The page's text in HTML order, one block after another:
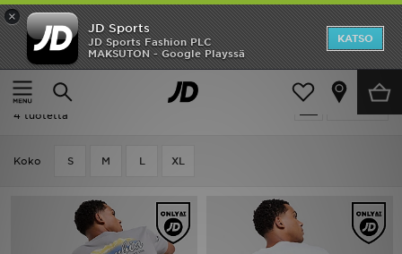
×
JD Sports
JD Sports Fashion PLC
MAKSUTON - Google Playssä
KATSO
Etusivu
Miehet Miesten vaatteet T-paidat
Suodata
Miehet - Columbia T-paidat
4 tuotetta
Koko S M L XL
Etusivu
Ale
Uutuudet